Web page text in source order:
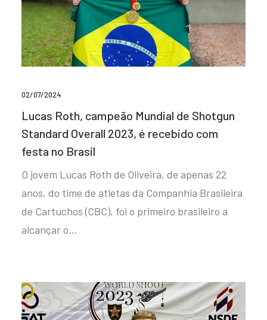
02/07/2024
Lucas Roth, campeão Mundial de Shotgun
Standard Overall 2023, é recebido com
festa no Brasil
O jovem Lucas Roth de Oliveira, de apenas 22
anos, do time de atletas da Companhia Brasileira
de Cartuchos (CBC), foi o primeiro brasileiro a
alcançar o…